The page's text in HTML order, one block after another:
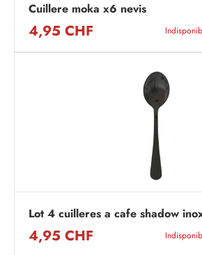
Cuillere moka x6 nevis
4,95 CHF
Lot 4 cuilleres a cafe shadow
4,95 CHF